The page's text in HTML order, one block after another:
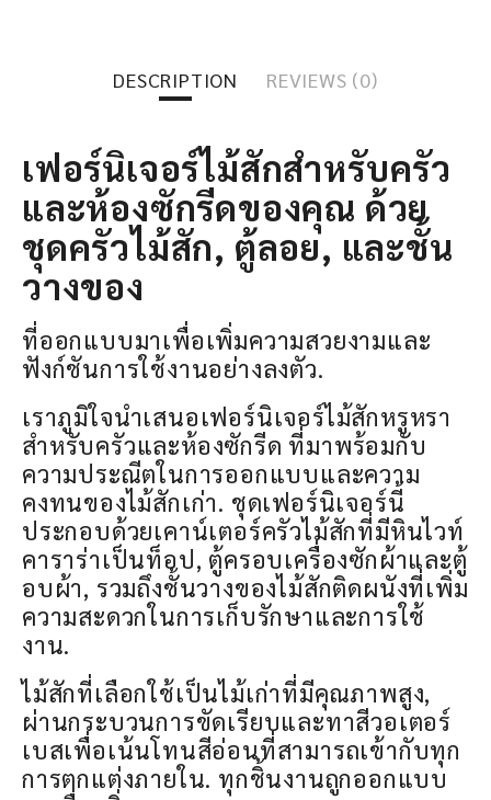
DESCRIPTION REVIEWS (0)
เฟอร์นิเจอร์ไม้สักสำหรับครัว
และห้องซักรีดของคุณ ด้วย
ชุดครัวไม้สัก, ตู้ลอย, และชั้น
วางของ
ที่ออกแบบมาเพื่อเพิ่มความสวยงามและ
ฟังก์ชันการใช้งานอย่างลงตัว.
เราภูมิใจนำเสนอเฟอร์นิเจอร์ไม้สักหรูหรา
สำหรับครัวและห้องซักรีด ที่มาพร้อมกับ
ความประณีตในการออกแบบและความ
คงทนของไม้สักเก่า. ชุดเฟอร์นิเจอร์นี้
ประกอบด้วยเคาน์เตอร์ครัวไม้สักที่มีหินไวท์
คาราร่าเป็นท็อป, ตู้ครอบเครื่องซักผ้าและตู้
อบผ้า, รวมถึงชั้นวางของไม้สักติดผนังที่เพิ่ม
ความสะดวกในการเก็บรักษาและการใช้
งาน.
ไม้สักที่เลือกใช้เป็นไม้เก่าที่มีคุณภาพสูง,
ผ่านกระบวนการขัดเรียบและทาสีวอเตอร์
เบสเพื่อเน้นโทนสีอ่อนที่สามารถเข้ากับทุก
การตกแต่งภายใน. ทุกชิ้นงานถูกออกแบบ